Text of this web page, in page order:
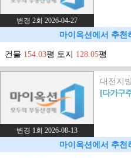
변경 2회 2026-04-27
마이옥션에서 추천
건물 154.03평 토지 128.05평
변경 1회 2026-08-13
대전지
[다가구
마이옥션에서 추천